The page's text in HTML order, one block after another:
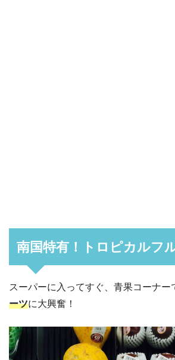
南国特有！トロピカルフ
スーパーに入ってすぐ、青果コーナー
ーツに大興奮！